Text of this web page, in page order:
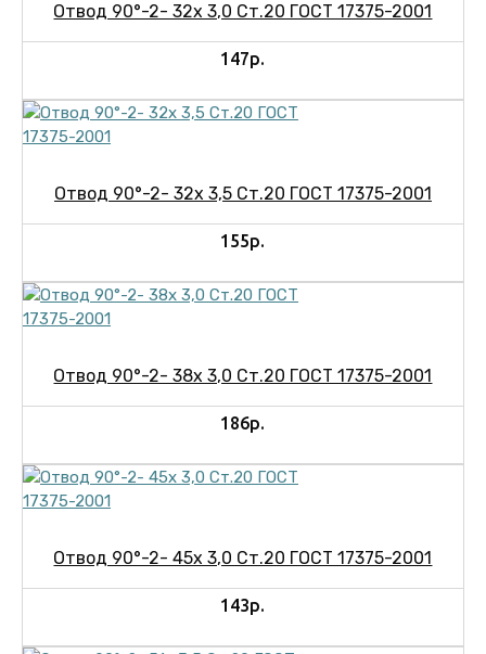
Отвод 90°-2- 32х 3,0 Ст.20 ГОСТ 17375-2001
147р.
Отвод 90°-2- 32х 3,5 Ст.20 ГОСТ 17375-2001
155р.
Отвод 90°-2- 38х 3,0 Ст.20 ГОСТ 17375-2001
186р.
Отвод 90°-2- 45х 3,0 Ст.20 ГОСТ 17375-2001
143р.